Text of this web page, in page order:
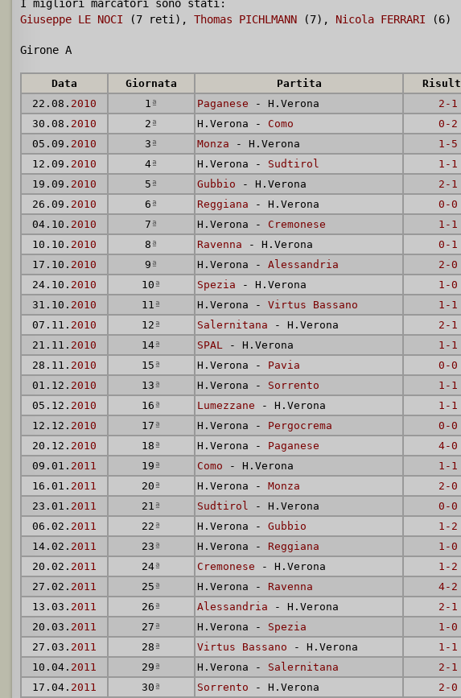
I migliori marcatori sono stati:
Giuseppe LE NOCI (7 reti), Thomas PICHLMANN (7), Nicola FERRARI (6)
Girone A
Data Giornata Partita
22.08. 2010 1 ª Paganese - H.Verona 2-1
30.08. 2010 2 ª H.Verona - Como
0-2
05.09. 2010 3 ª Monza - H.Verona 1-5
12.09. 2010 4ª H.Verona - Sudtirol 1-1
19.09. 2010 5 ª Gubbio - H.Verona 2-1
26.09. 2010 6 ª Reggiana - H.Verona
0-0
04.10. 2010 7 ª H.Verona - Cremonese 1-1
10.10. 2010 8 ª Ravenna - H.Verona 0-1
17.10. 2010 9 ª H.Verona - Alessandria 2-0
24.10. 2010 10 ª Spezia - H.Verona
1-0
31.10. 2010 11 ª H.Verona - Virtus Bassano 1-1
07.11. 2010 12 ª Salernitana - H.Verona 2-1
21.11. 2010 14ª SPAL - H.Verona 1-1
28.11. 2010 15 ª H.Verona - Pavia
0-0
01.12. 2010 13 ª H.Verona - Sorrento 1-1
05.12. 2010 16 ª Lumezzane - H.Verona 1-1
12.12. 2010 17 ª H.Verona - Pergocrema
0-0
20.12. 2010 18 ª H.Verona - Paganese 4-0
09.01. 2011 19 ª Como - H.Verona 1-1
16.01. 2011 20 ª H.Verona - Monza 2-0
23.01. 2011 21 ª Sudtirol - H.Verona
0-0
06.02. 2011 22 ª H.Verona - Gubbio 1-2
14.02. 2011 23 ª H.Verona - Reggiana 1-0
20.02. 2011 24ª Cremonese - H.Verona 1-2
27.02. 2011 25 ª H.Verona - Ravenna 4-2
13.03. 2011 26 ª Alessandria - H.Verona 2-1
20.03. 2011 27 ª H.Verona - Spezia 1-0
27.03. 2011 28 ª Virtus Bassano - H.Verona 1-1
10.04. 2011 29 ª H.Verona - Salernitana 2-1
17.04. 2011 30 ª Sorrento - H.Verona
2-0